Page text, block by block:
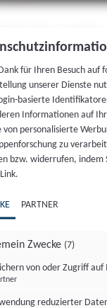
für Ihren Besuch auf
unserer Dienste
basierte
Informationen auf
von personalisierte
zu
bzw. widerrufen,
PARTNER
Zwecke (7)
von oder Zugriff
reduzierter